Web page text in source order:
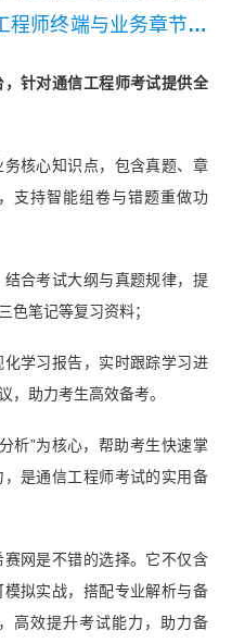
程师终端与业务章节母
针对通信工程师考试提供全
核心知识点，包含真题、章
支持智能组卷与错题重做功
合考试大纲与真题规律，提
色笔记等复习资料；
学习报告，实时跟踪学习进
，助力考生高效备考。
析”为核心，帮助考生快速掌
是通信工程师考试的实用备
网是不错的选择。它不仅含
拟实战，搭配专业解析与备
高效提升考试能力，助力备